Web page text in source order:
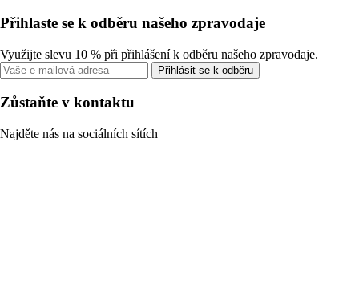
Přihlaste se k odběru našeho zpravodaje
Využijte slevu 10 % při přihlášení k odběru našeho zpravodaje.
Přihlásit se k odběru
Zůstaňte v kontaktu
Najděte nás na sociálních sítích